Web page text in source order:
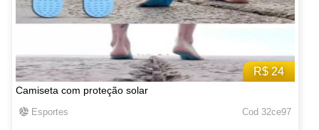
R$ 24
Camiseta com proteção solar
Esportes Cod 32ce97